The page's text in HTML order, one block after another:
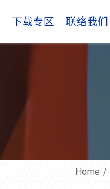
下载专区 联络我们
Home